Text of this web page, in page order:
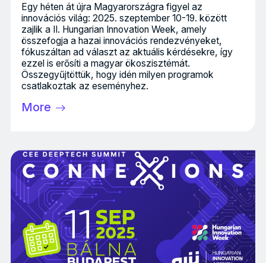
Egy héten át újra Magyarországra figyel az
innovációs világ: 2025. szeptember 10-19. között
zajlik a II. Hungarian Innovation Week, amely
összefogja a hazai innovációs rendezvényeket,
fókuszáltan ad választ az aktuális kérdésekre, így
ezzel is erősíti a magyar ökoszisztémát.
Összegyűjtöttük, hogy idén milyen programok
csatlakoztak az eseményhez.
More